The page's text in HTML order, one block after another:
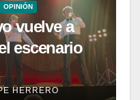
OPINIÓN
vuelve a
escenario
HERRERO